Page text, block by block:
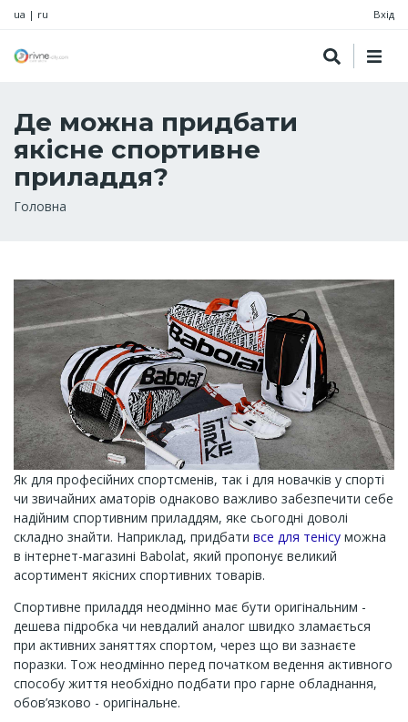
ua | ru Вхід
Де можна придбати
якісне спортивне
приладдя?
Рядок
Головна
Як для професійних спортсменів, так і для новачків у спорті
чи звичайних аматорів однаково важливо забезпечити себе
надійним спортивним приладдям, яке сьогодні доволі
складно знайти. Наприклад, придбати все для тенісу можна
в інтернет-магазині Babolat, який пропонує великий
асортимент якісних спортивних товарів.
Спортивне приладдя неодмінно має бути оригінальним -
дешева підробка чи невдалий аналог швидко зламається
при активних заняттях спортом, через що ви зазнаєте
поразки. Тож неодмінно перед початком ведення активного
способу життя необхідно подбати про гарне обладнання,
обов’язково - оригінальне.